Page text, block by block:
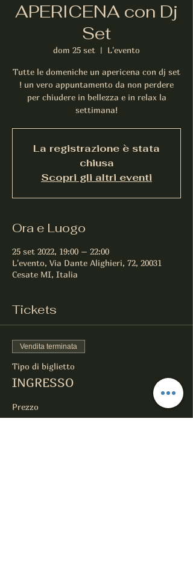
APERICENA con Dj
Set
dom 25 set
  |
L'evento
Tutte le domeniche un apericena con dj set
! un vero appuntamento da non perdere
per chiudere in bellezza e in relax la
settimana!
La registrazione è stata
chiusa
Scopri gli altri eventi
Ora e Luogo
25 set 2022, 19:00 – 22:00
L'evento, Via Dante Alighieri, 72, 20031
Cesate MI, Italia
Tickets
Vendita terminata
Tipo di biglietto
INGRESSO
Prezzo